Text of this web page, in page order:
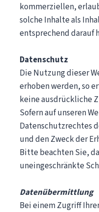
kommerziellen,
solche Inhalte als
entsprechend darauf
Datenschutz
Die Nutzung dieser
erhoben werden, so
keine ausdrückliche
Sofern auf unseren
Datenschutzrechtes
und den Zweck der
Bitte beachten Sie,
uneingeschränkte
Datenübermittlung
Bei einem Zugriff